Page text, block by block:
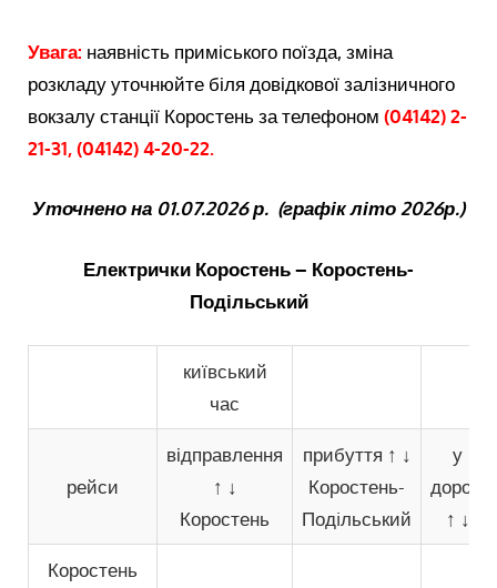
Увага: наявність приміського поїзда, зміна
розкладу уточнюйте біля довідкової залізничного
вокзалу станції Коростень за телефоном(04142) 2-
21-31, (04142) 4-20-22.
Уточнено на 01.07.2026 р. (графік літо 2026р.)
Електрички Коростень – Коростень-
Подільський
київський
час
рейси
відправлення
↑ ↓
Коростень
прибуття ↑ ↓
Коростень-
Подiльський
у
дорозі
↑ ↓
Коростень